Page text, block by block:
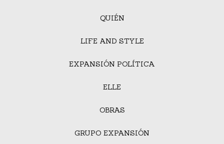
QUIÉN
LIFE AND STYLE
EXPANSIÓN POLÍTICA
ELLE
OBRAS
GRUPO EXPANSIÓN